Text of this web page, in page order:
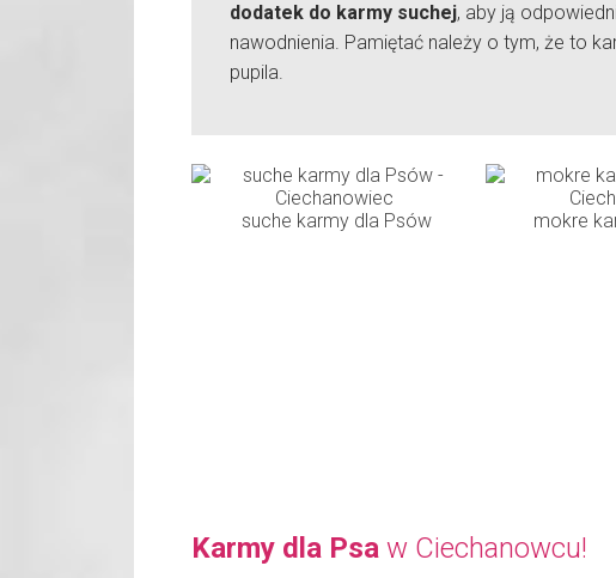
dodatek do karmy suchej, aby ją
nawodnienia. Pamiętać należy o tym, że to
pupila.
suche karmy dla Psów mokre
Karmy dla Psa w Ciechanowcu!